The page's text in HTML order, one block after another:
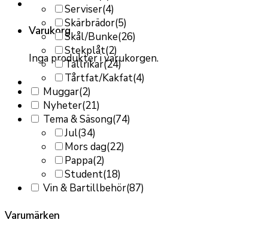
Varukorg
Inga produkter i varukorgen.
Serviser(4)
Skärbrädor(5)
Skål/Bunke(26)
Stekplåt(2)
Tallrikar(24)
Tårtfat/Kakfat(4)
Muggar(2)
Nyheter(21)
Tema & Säsong(74)
Jul(34)
Mors dag(22)
Pappa(2)
Student(18)
Vin & Bartillbehör(87)
Varumärken